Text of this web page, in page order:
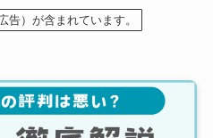
告）が含まれています。